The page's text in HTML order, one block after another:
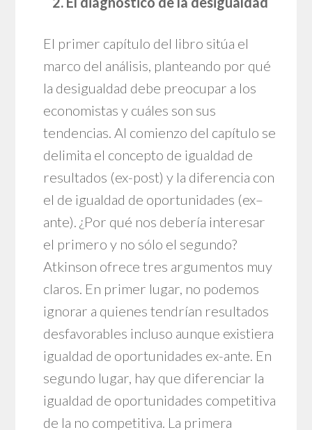
El primer capítulo del libro sitúa el
marco del análisis, planteando por qué
la desigualdad debe preocupar a los
economistas y cuáles son sus
tendencias. Al comienzo del capítulo se
delimita el concepto de igualdad de
resultados (ex-post) y la diferencia con
el de igualdad de oportunidades (ex–
ante). ¿Por qué nos debería interesar
el primero y no sólo el segundo?
Atkinson ofrece tres argumentos muy
claros. En primer lugar, no podemos
ignorar a quienes tendrían resultados
desfavorables incluso aunque existiera
igualdad de oportunidades ex-ante. En
segundo lugar, hay que diferenciar la
igualdad de oportunidades competitiva
de la no competitiva. La primera